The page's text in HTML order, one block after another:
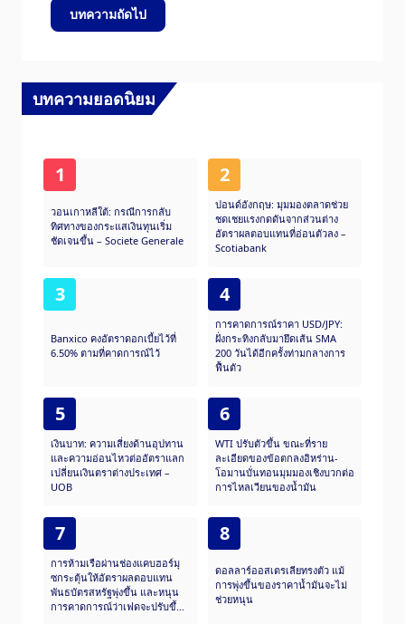
บทความถัดไป
บทความยอดนิยม
1
วอนเกาหลีใต้: กรณีการกลับ
ทิศทางของกระแสเงินทุนเริ่ม
ชัดเจนขึ้น – Societe Generale
2
ปอนด์อังกฤษ: มุมมองตลาดช่วย
ชดเชยแรงกดดันจากส่วนต่าง
อัตราผลตอบแทนที่อ่อนตัวลง –
Scotiabank
3
Banxico คงอัตราดอกเบี้ยไว้ที่
6.50% ตามที่คาดการณ์ไว้
4
การคาดการณ์ราคา USD/JPY:
ฝั่งกระทิงกลับมายึดเส้น SMA
200 วันได้อีกครั้งท่ามกลางการ
ฟื้นตัว
5
เงินบาท: ความเสี่ยงด้านอุปทาน
และความอ่อนไหวต่ออัตราแลก
เปลี่ยนเงินตราต่างประเทศ –
UOB
6
WTI ปรับตัวขึ้น ขณะที่ราย
ละเอียดของข้อตกลงอิหร่าน-
โอมานบั่นทอนมุมมองเชิงบวกต่อ
การไหลเวียนของน้ำมัน
7
การห้ามเรือผ่านช่องแคบฮอร์มุ
ซกระตุ้นให้อัตราผลตอบแทน
พันธบัตรสหรัฐพุ่งขึ้น และหนุน
การคาดการณ์ว่าเฟดจะปรับขึ้น
8
ดอลลาร์ออสเตรเลียทรงตัว แม้
การพุ่งขึ้นของราคาน้ำมันจะไม่
ช่วยหนุน